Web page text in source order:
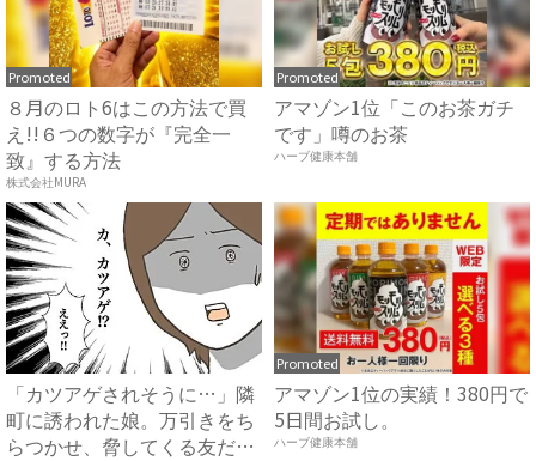
Promoted
８月のロト6はこの方法で買
え!!６つの数字が『完全一
致』する方法
株式会社MURA
Promoted
アマゾン1位「このお茶ガチ
です」噂のお茶
ハーブ健康本舗
「カツアゲされそうに…」隣
町に誘われた娘。万引きをち
らつかせ、脅してくる友だち
Promoted
アマゾン1位の実績！380円で
5日間お試し。
ハーブ健康本舗